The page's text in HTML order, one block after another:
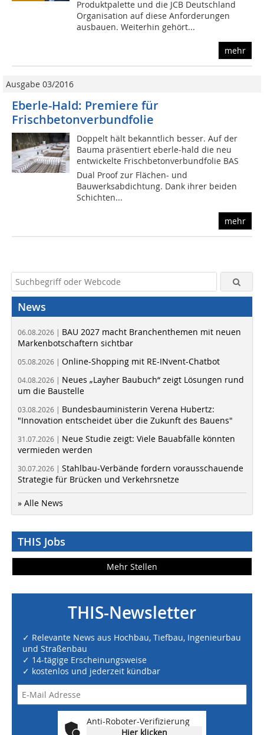
Produktpalette und die JCB Deutschland
Organisation auf diese Anforderungen
ausbauen. Weiterhin gehört...
mehr
Ausgabe 03/2016
Eberle-Hald: Premiere für
Frischbetonverbundfolie
Doppelt hält bekanntlich besser. Auf der
Bauma präsentiert eberle-hald die neu
entwickelte Frischbetonverbundfolie BAS 
Dual Proof zur Flächen- und
Bauwerksabdichtung. Dank ihrer beiden
Schichten...
mehr
News
06.08.2026 | BAU 2027 macht Branchenthemen mit neuen
Markenbotschaftern sichtbar
05.08.2026 | Online-Shopping mit RE-INvent-Chatbot
04.08.2026 | Neues „Layher Baubuch“ zeigt Lösungen rund
um die Baustelle
03.08.2026 | Bundesbauministerin Verena Hubertz:
"Innovation entscheidet über die Zukunft des Bauens"
31.07.2026 | Neue Studie zeigt: Viele Bauabfälle könnten
vermieden werden
30.07.2026 | Stahlbau-Verbände fordern vorausschauende
Strategie für Brücken und Verkehrsnetze
» Alle News
THIS Jobs
Mehr Stellen
THIS-Newsletter
✓ Relevante News aus Hochbau, Tiefbau, Ingenieurbau
und Straßenbau
✓ 14-tägige Erscheinungsweise
✓ kostenlos und jederzeit kündbar
Anti-Roboter-Verifizierung
Hier klicken